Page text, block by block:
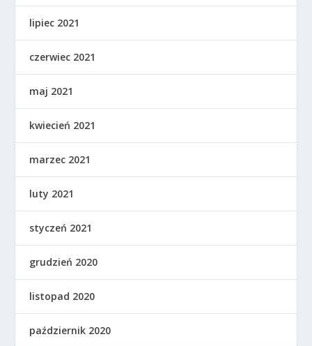
lipiec 2021
czerwiec 2021
maj 2021
kwiecień 2021
marzec 2021
luty 2021
styczeń 2021
grudzień 2020
listopad 2020
październik 2020